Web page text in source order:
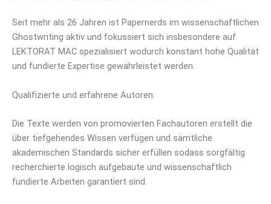
Seit mehr als 26 Jahren ist Papernerds im wissenschaftlichen
Ghostwriting aktiv und fokussiert sich insbesondere auf
LEKTORAT MAC spezialisiert wodurch konstant hohe Qualität
und fundierte Expertise gewährleistet werden.
Qualifizierte und erfahrene Autoren:
Die Texte werden von promovierten Fachautoren erstellt die
über tiefgehendes Wissen verfügen und sämtliche
akademischen Standards sicher erfüllen sodass sorgfältig
recherchierte logisch aufgebaute und wissenschaftlich
fundierte Arbeiten garantiert sind.